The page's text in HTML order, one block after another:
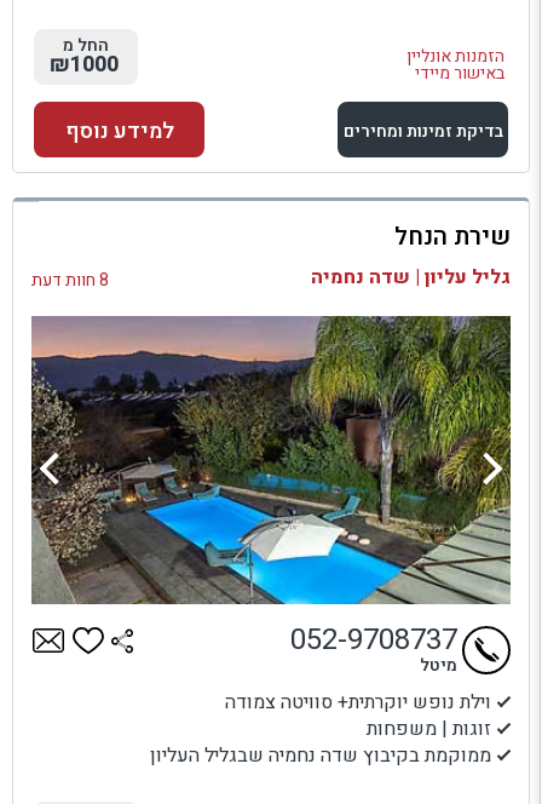
הזמנות אונליין
באישור מיידי
החל מ
₪1000
בדיקת זמינות ומחירים
למתחם זה
בדיקת זמינות ומחירים
למידע נוסף
שירת הנחל
גליל עליון | שדה נחמיה 8 חוות דעת
וילת נופש יוקרתית+ סוויטה צמודה
זוגות | משפחות
ממוקמת בקיבוץ שדה נחמיה שבגליל העליון
052-9708737
מיטל